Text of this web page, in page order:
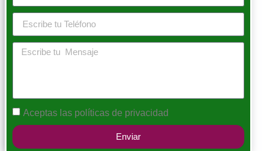
Aceptas las políticas de privacidad
Enviar